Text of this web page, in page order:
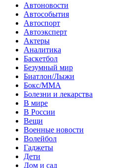
Автоновости
Автособытия
Автоспорт
Автоэксперт
Актеры
Аналитика
Баскетбол
Безумный мир
Биатлон/Лыжи
Бокс/MMA
Болезни и лекарства
В мире
В России
Вещи
Военные новости
Волейбол
Гаджеты
Дети
Дом и сад